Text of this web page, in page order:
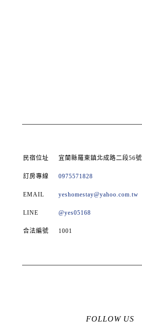
民宿位址 宜蘭縣羅東鎮北成路二段56號
訂房專線 0975571828
EMAIL yeshomestay@yahoo.com.tw
LINE @yes05168
合法編號 1001
FOLLOW US